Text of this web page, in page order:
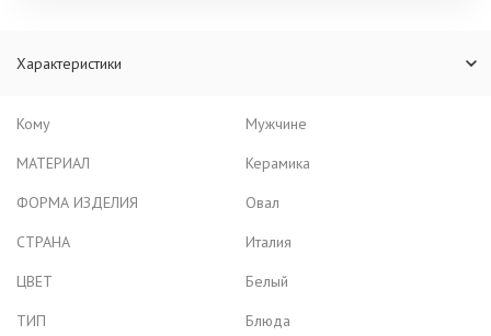
Характеристики
Кому
Мужчине
МАТЕРИАЛ
Керамика
ФОРМА ИЗДЕЛИЯ
Овал
СТРАНА
Италия
ЦВЕТ
Белый
ТИП
Блюда